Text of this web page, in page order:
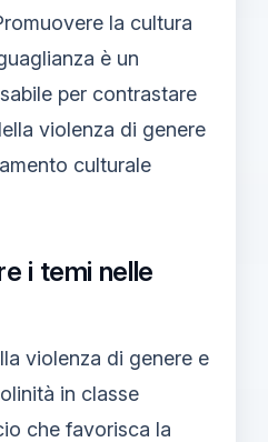
la cultura
è un
per contrastare
violenza di genere
culturale
i temi nelle
violenza di genere e
in classe
che favorisca la